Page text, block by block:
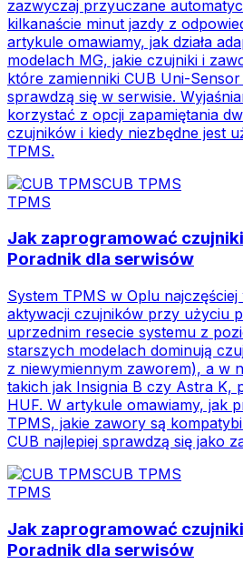
zazwyczaj przyuczane
kilkanaście minut jazdy z
artykule omawiamy, jak działa
modelach MG, jakie czujniki i
które zamienniki CUB Uni-Sensor
sprawdzą się w serwisie.
korzystać z opcji zapamiętania
czujników i kiedy niezbędne jest
TPMS.
CUB TPMS
TPMS
Jak zaprogramować
Poradnik dla serwisów
System TPMS w Oplu
aktywacji czujników przy użyciu
uprzednim resecie systemu z
starszych modelach dominują
z niewymiennym zaworem), a w
takich jak Insignia B czy Astra K,
HUF. W artykule omawiamy, jak
TPMS, jakie zawory są
CUB najlepiej sprawdzą się jako
CUB TPMS
TPMS
Jak zaprogramować
Poradnik dla serwisów